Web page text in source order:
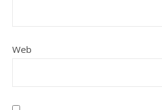
Web